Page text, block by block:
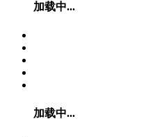
加载中...
加载中...